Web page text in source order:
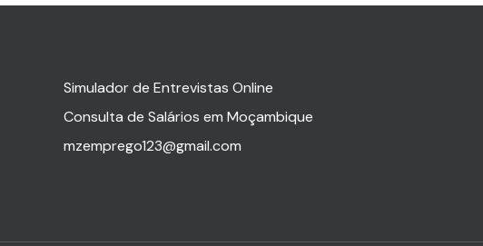
Simulador de Entrevistas Online
Consulta de Salários em Moçambique
mzemprego123@gmail.com